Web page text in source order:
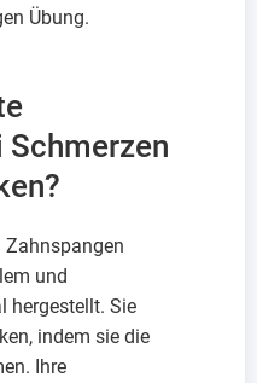
Übung.
Schmerzen
Zahnspangen
und
hergestellt. Sie
indem sie die
Ihre